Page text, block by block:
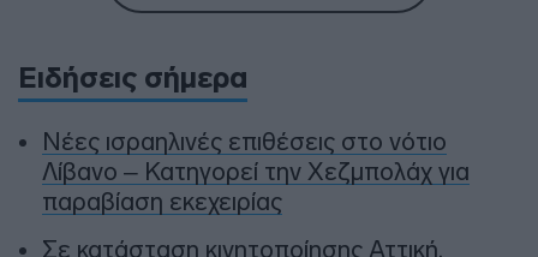
Ειδήσεις σήμερα
Νέες ισραηλινές επιθέσεις στο νότιο
Λίβανο – Κατηγορεί την Χεζμπολάχ για
παραβίαση εκεχειρίας
Σε κατάσταση κινητοποίησης Αττική,